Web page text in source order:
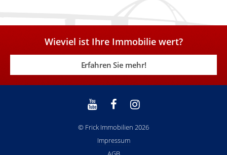
Wieviel ist Ihre Immobilie wert?
Erfahren Sie mehr!
© Frick Immobilien 2026
Impressum